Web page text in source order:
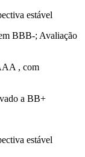
estável
BBB-; Avaliação
, com
a BB+
estável